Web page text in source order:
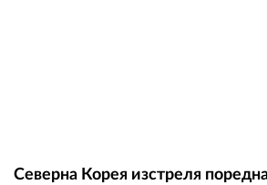
Северна Корея изстреля